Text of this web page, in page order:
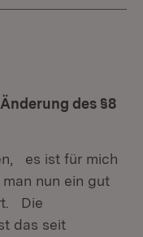
des §8
es ist für mich
nun ein gut
Die
das seit